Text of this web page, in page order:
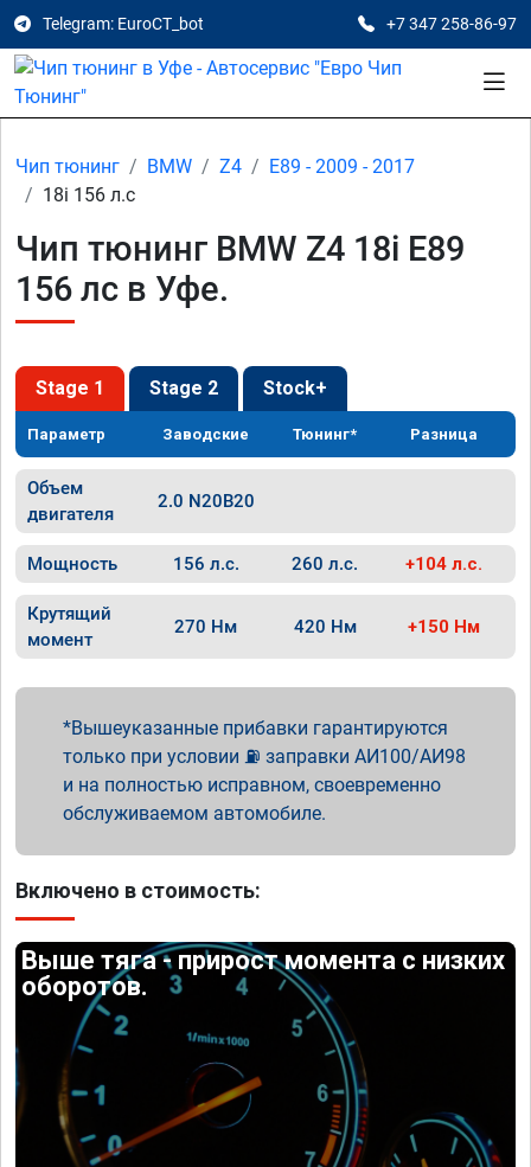
Telegram: EuroCT_bot +7 347 258-86-97
Чип тюнинг BMW Z4
E89 - 2009 - 2017
18i 156 л.с
Чип тюнинг BMW Z4 18i E89
156 лс в Уфе.
Stage 1 Stage 2 Stock+
Параметр Заводские Тюнинг* Разница
Объем
двигателя
2.0 N20B20
Мощность 156 л.с. 260 л.с. +104 л.с.
Крутящий
момент
270 Нм 420 Нм +150 Нм
Вышеуказанные прибавки гарантируются
только при условии ⛽ заправки АИ100/АИ98
и на полностью исправном, своевременно
обслуживаемом автомобиле.
Включено в стоимость:
Выше тяга - прирост момента с низких
оборотов.